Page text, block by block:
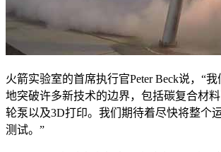
火箭实验室的首席执行官Peter Beck说，“
地突破许多新技术的边界，包括碳复合材
轮泵以及3D打印。我们期待着尽快将整个
测试。”